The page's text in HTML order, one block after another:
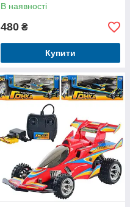
В наявності
480 ₴
Купити